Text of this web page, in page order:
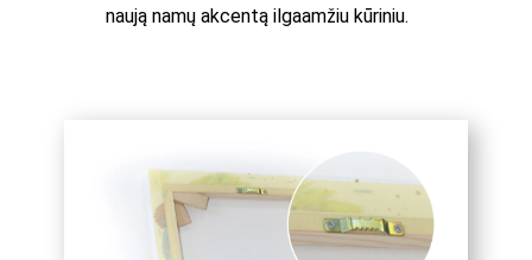
naują namų akcentą ilgaamžiu kūriniu.